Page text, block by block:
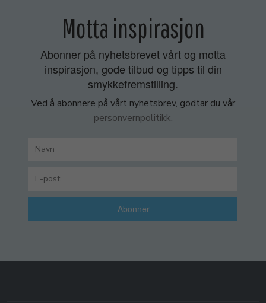
Motta inspirasjon
Abonner på nyhetsbrevet vårt og motta
inspirasjon, gode tilbud og tipps til din
smykkefremstilling.
Ved å abonnere på vårt nyhetsbrev, godtar du vår
personvernpolitikk.
Abonner